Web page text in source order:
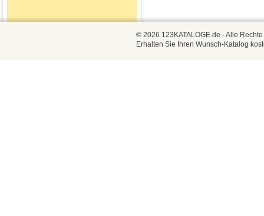
© 2026 123KATALOGE.de - Alle
Erhalten Sie Ihren Wunsch-Katalog